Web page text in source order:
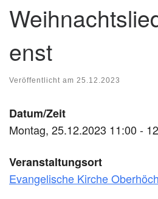
enst
Veröffentlicht am 25.12.2023
Datum/Zeit
Montag, 25.12.2023 11:00 -
Veranstaltungsort
Evangelische Kirche